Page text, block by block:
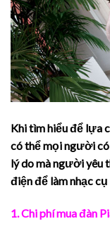
Khi tìm hiểu để lựa
có thể mọi người có
lý do mà người yêu
điện để làm nhạc
1. Chi phí mua đàn